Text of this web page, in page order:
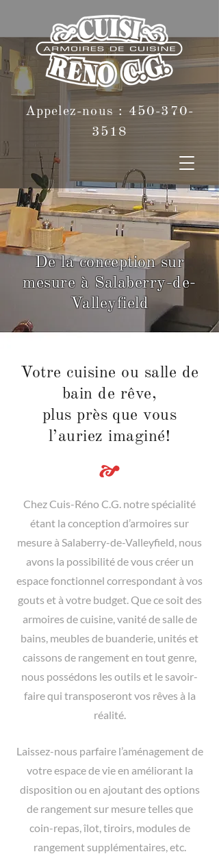
Appelez-nous : 450-370-
3518
De la conception sur
mesure à Salaberry-de-
Valleyfield
Votre cuisine ou salle de
bain de rêve,
plus près que vous
l’auriez imaginé!
Chez Cuis-Réno C.G. notre spécialité
étant la conception d’armoires sur
mesure à Salaberry-de-Valleyfield, nous
avons la possibilité de vous créer un
espace fonctionnel correspondant à vos
gouts et à votre budget. Que ce soit des
armoires de cuisine, vanité de salle de
bains, meubles de buanderie, unités et
caissons de rangement en tout genre,
nous possédons les outils et le savoir-
faire qui transposeront vos rêves à la
réalité.
Laissez-nous parfaire l’aménagement de
votre espace de vie en améliorant la
disposition ou en ajoutant des options
de rangement sur mesure telles que
coin-repas, îlot, tiroirs, modules de
rangement supplémentaires, etc.